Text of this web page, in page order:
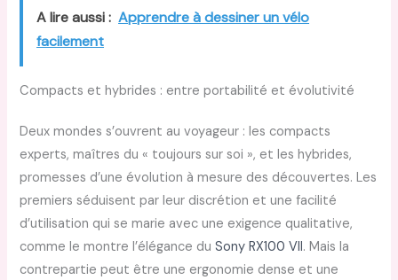
A lire aussi : Apprendre à dessiner un vélo
facilement
Compacts et hybrides : entre portabilité et évolutivité
Deux mondes s’ouvrent au voyageur : les compacts
experts, maîtres du « toujours sur soi », et les hybrides,
promesses d’une évolution à mesure des découvertes. Les
premiers séduisent par leur discrétion et une facilité
d’utilisation qui se marie avec une exigence qualitative,
comme le montre l’élégance duSony RX100 VII. Mais la
contrepartie peut être une ergonomie dense et une